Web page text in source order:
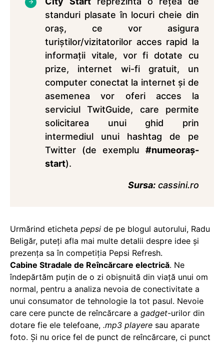
standuri plasate în locuri cheie din
oraș, ce vor asigura
turiștilor/vizitatorilor acces rapid la
informații vitale, vor fi dotate cu
prize, internet wi-fi gratuit, un
computer conectat la internet și de
asemenea vor oferi acces la
serviciul TwitGuide, care permite
solicitarea unui ghid prin
intermediul unui hashtag de pe
Twitter (de exemplu #numeoraș-
start).
Sursa: cassini.ro
Urmărind eticheta pepsi de pe blogul autorului, Radu
Beligăr, puteți afla mai multe detalii despre idee și
prezența sa în competiția Pepsi Refresh.
Cabine Stradale de Reîncărcare electrică. Ne
îndepărtăm puțin de o zi obișnuită din viață unui om
normal, pentru a analiza nevoia de conectivitate a
unui consumator de tehnologie la tot pasul. Nevoie
care cere puncte de reîncărcare a gadget-urilor din
dotare fie ele telefoane, .mp3 playere sau aparate
foto. Și nu orice fel de punct de reîncărcare, ci punct